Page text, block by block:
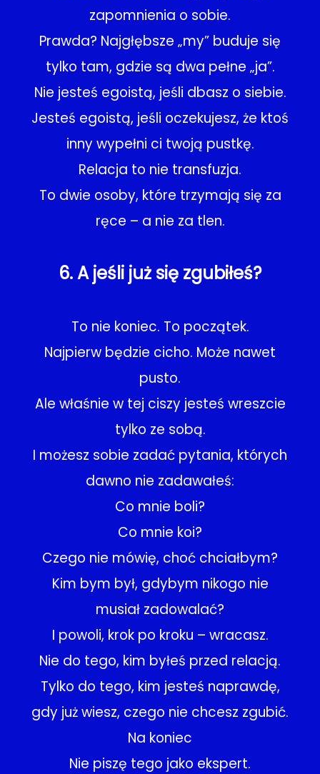
zapomnienia o sobie.
Prawda? Najgłębsze „my” buduje się
tylko tam, gdzie są dwa pełne „ja”.
Nie jesteś egoistą, jeśli dbasz o siebie.
Jesteś egoistą, jeśli oczekujesz, że ktoś
inny wypełni ci twoją pustkę.
Relacja to nie transfuzja.
To dwie osoby, które trzymają się za
ręce – a nie za tlen.
6. A jeśli już się zgubiłeś?
To nie koniec. To początek.
Najpierw będzie cicho. Może nawet
pusto.
Ale właśnie w tej ciszy jesteś wreszcie
tylko ze sobą.
I możesz sobie zadać pytania, których
dawno nie zadawałeś:
Co mnie boli?
Co mnie koi?
Czego nie mówię, choć chciałbym?
Kim bym był, gdybym nikogo nie
musiał zadowalać?
I powoli, krok po kroku – wracasz.
Nie do tego, kim byłeś przed relacją.
Tylko do tego, kim jesteś naprawdę,
gdy już wiesz, czego nie chcesz zgubić.
Na koniec
Nie piszę tego jako ekspert.